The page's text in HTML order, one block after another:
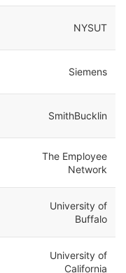
NYSUT
Siemens
SmithBucklin
The Employee
Network
University of
Buffalo
University of
California